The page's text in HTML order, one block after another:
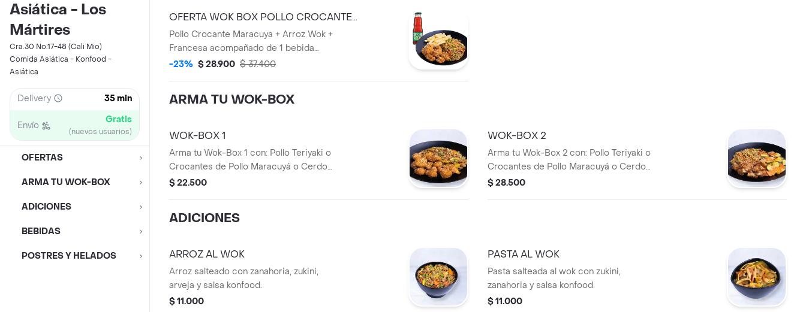
Asiática - Los
Mártires
Cra.30 No.17-48 (Cali Mio)
Comida Asiática - Konfood -
Asiática
Delivery 35 min
Envío Gratis
(nuevos usuarios)
OFERTAS
ARMA TU WOK-BOX
ADICIONES
BEBIDAS
POSTRES Y HELADOS
OFERTA WOK BOX POLLO CROCANTE
MARACUYA
Pollo Crocante Maracuya + Arroz Wok +
Francesa acompañado de 1 bebida
personal en botella.
-23% $ 28.900 $ 37.400
ARMA TU WOK-BOX
WOK-BOX 1
Arma tu Wok-Box 1 con: Pollo Teriyaki o
Crocantes de Pollo Maracuyá o Cerdo
Agridulce + 1 Acompañamiento
$ 22.500
WOK-BOX 2
Arma tu Wok-Box 2 con: Pollo Teriyaki o
Crocantes de Pollo Maracuyá o Cerdo
Agridulce + Dos Acompañamientos
$ 28.500
ADICIONES
ARROZ AL WOK
Arroz salteado con zanahoria, zukini,
arveja y salsa konfood.
$ 11.000
PASTA AL WOK
Pasta salteada al wok con zukini,
zanahoria y salsa konfood.
$ 11.000